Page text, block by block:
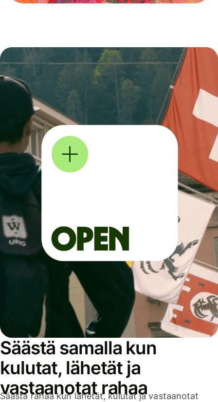
Säästä samalla kun
kulutat, lähetät ja
vastaanotat rahaa
Säästä rahaa kun lähetät, kulutat ja vastaanotat